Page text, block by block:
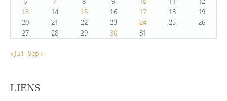
13
14 15 16 17 18
19
20
21 22 23 24 25
26
27
28 29 30 31
« Juil Sep »
LIENS